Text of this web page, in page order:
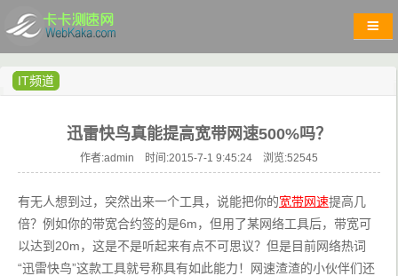
IT频道
迅雷快鸟真能提高宽带网速500%吗？
作者:admin 时间:2015-7-1 9:45:24 浏览:52545
有无人想到过，突然出来一个工具，说能把你的宽带网速提高几
倍？例如你的带宽合约签的是6m，但用了某网络工具后，带宽可
以达到20m，这是不是听起来有点不可思议？但是目前网络热词
“迅雷快鸟”这款工具就号称具有如此能力！网速渣渣的小伙伴们还